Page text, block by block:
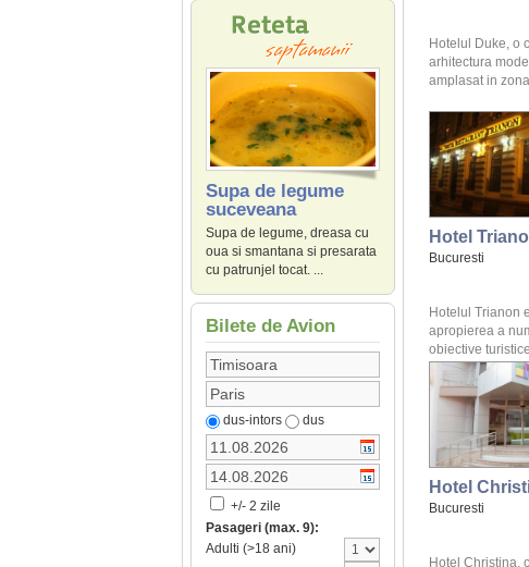
Supa de legume
suceveana
Supa de legume, dreasa cu
oua si smantana si presarata
cu patrunjel tocat. ...
Bilete de Avion
dus-intors dus
+/- 2 zile
Pasageri (max. 9):
Adulti (>18 ani)
Hotelul Duke, o
arhitectura
amplasat in
Hotel
Bucuresti
Hotelul Trianon
apropierea a
obiective
Hotel
Bucuresti
Hotel Christina,